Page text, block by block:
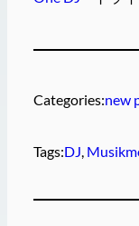
Categories:new
Tags:DJ,